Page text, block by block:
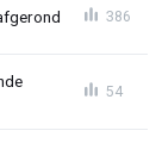
386
54